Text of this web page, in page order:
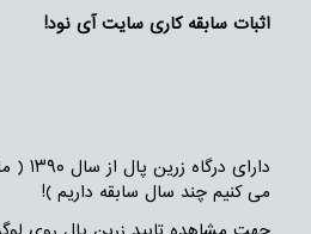
اثبات سابقه کاری سایت آی نود!
دارای
می کنیم چند سال سابقه داریم )!